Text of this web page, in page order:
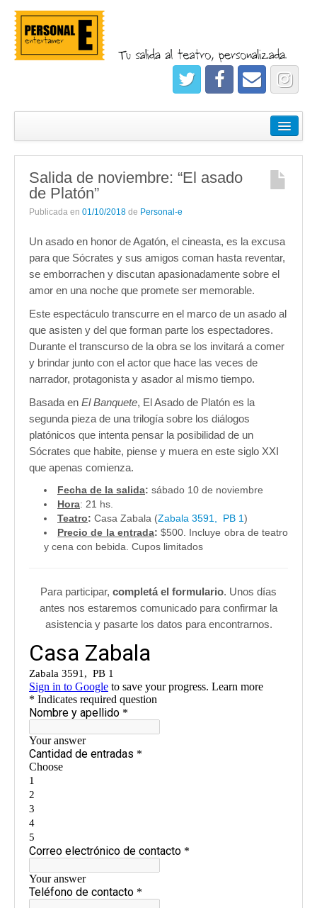
Empresas
Salidas
Registrate
Salida de noviembre: “El asado
de Platón”
Publicada en 01/10/2018 de Personal-e
Un asado en honor de Agatón, el cineasta, es la excusa
para que Sócrates y sus amigos coman hasta reventar,
se emborrachen y discutan apasionadamente sobre el
amor en una noche que promete ser memorable.
Este espectáculo transcurre en el marco de un asado al
que asisten y del que forman parte los espectadores.
Durante el transcurso de la obra se los invitará a comer
y brindar junto con el actor que hace las veces de
narrador, protagonista y asador al mismo tiempo.
Basada en El Banquete, El Asado de Platón es la
segunda pieza de una trilogía sobre los diálogos
platónicos que intenta pensar la posibilidad de un
Sócrates que habite, piense y muera en este siglo XXI
que apenas comienza.
Fecha de la salida: sábado 10 de noviembre
Hora: 21 hs.
Teatro: Casa Zabala (Zabala 3591, PB 1)
Precio de la entrada:$500. Incluye obra de teatro
y cena con bebida. Cupos limitados
Para participar, completá el formulario. Unos días
antes nos estaremos comunicado para confirmar la
asistencia y pasarte los datos para encontrarnos.